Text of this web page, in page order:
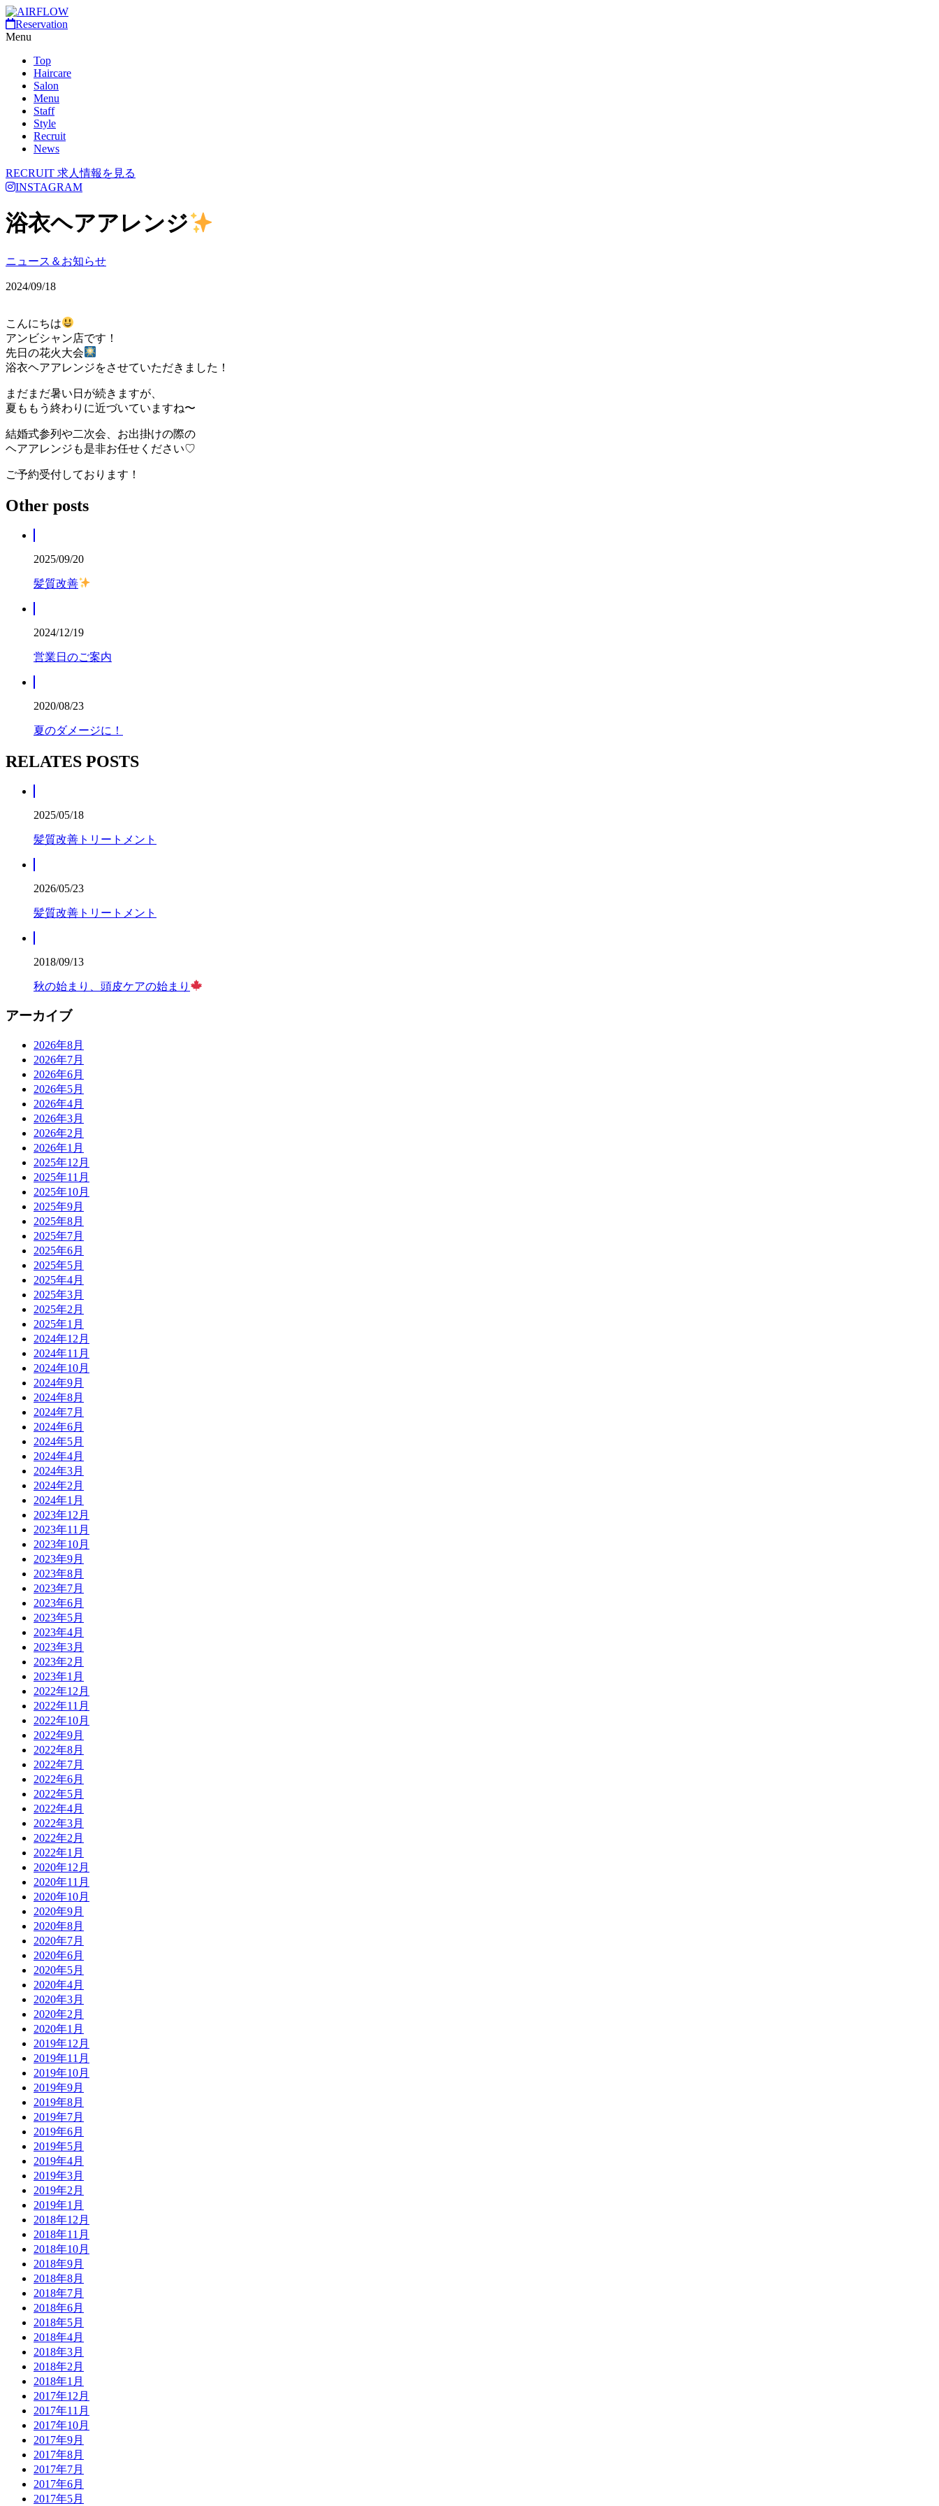
Reservation
Menu
Top
Haircare
Salon
Menu
Staff
Style
Recruit
News
RECRUIT 求人情報を見る
INSTAGRAM
浴衣ヘアアレンジ
ニュース＆お知らせ
2024/09/18
こんにちは
アンビシャン店です！
先日の花火大会
浴衣ヘアアレンジをさせていただきました！
まだまだ暑い日が続きますが、
夏ももう終わりに近づいていますね〜
結婚式参列や二次会、お出掛けの際の
ヘアアレンジも是非お任せください♡
ご予約受付しております！
Other posts
2025/09/20
髪質改善
2024/12/19
営業日のご案内
2020/08/23
夏のダメージに！
RELATES POSTS
2025/05/18
髪質改善トリートメント
2026/05/23
髪質改善トリートメント
2018/09/13
秋の始まり、頭皮ケアの始まり
アーカイブ
2026年8月
2026年7月
2026年6月
2026年5月
2026年4月
2026年3月
2026年2月
2026年1月
2025年12月
2025年11月
2025年10月
2025年9月
2025年8月
2025年7月
2025年6月
2025年5月
2025年4月
2025年3月
2025年2月
2025年1月
2024年12月
2024年11月
2024年10月
2024年9月
2024年8月
2024年7月
2024年6月
2024年5月
2024年4月
2024年3月
2024年2月
2024年1月
2023年12月
2023年11月
2023年10月
2023年9月
2023年8月
2023年7月
2023年6月
2023年5月
2023年4月
2023年3月
2023年2月
2023年1月
2022年12月
2022年11月
2022年10月
2022年9月
2022年8月
2022年7月
2022年6月
2022年5月
2022年4月
2022年3月
2022年2月
2022年1月
2020年12月
2020年11月
2020年10月
2020年9月
2020年8月
2020年7月
2020年6月
2020年5月
2020年4月
2020年3月
2020年2月
2020年1月
2019年12月
2019年11月
2019年10月
2019年9月
2019年8月
2019年7月
2019年6月
2019年5月
2019年4月
2019年3月
2019年2月
2019年1月
2018年12月
2018年11月
2018年10月
2018年9月
2018年8月
2018年7月
2018年6月
2018年5月
2018年4月
2018年3月
2018年2月
2018年1月
2017年12月
2017年11月
2017年10月
2017年9月
2017年8月
2017年7月
2017年6月
2017年5月